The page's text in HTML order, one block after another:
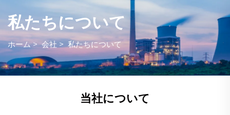
私たちについて
ホーム>会社 > 私たちについて
当社について